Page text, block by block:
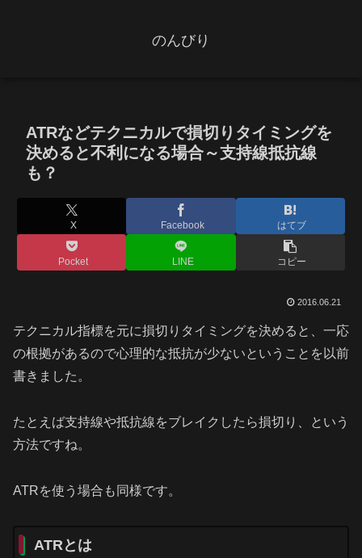
のんびり
ATRなどテクニカルで損切りタイミングを
決めると不利になる場合～支持線抵抗線
も？
X Facebook はてブ
Pocket LINE コピー
2016.06.21
テクニカル指標を元に損切りタイミングを決めると、一応
の根拠があるので心理的な抵抗が少ないということを以前
書きました。
たとえば支持線や抵抗線をブレイクしたら損切り、という
方法ですね。
ATRを使う場合も同様です。
ATRとは